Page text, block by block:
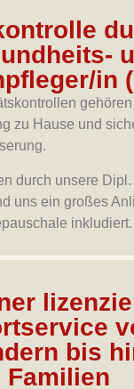
in
zu Hause und
durch unsere
uns ein großes
inkludiert.
bis
Familien